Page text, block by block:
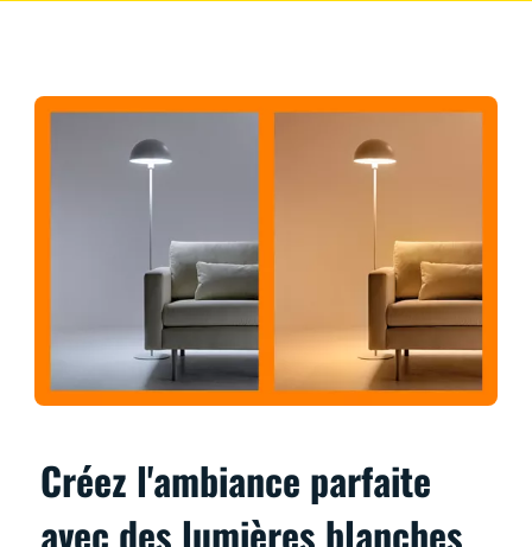
Créez l'ambiance parfaite
avec des lumières blanches